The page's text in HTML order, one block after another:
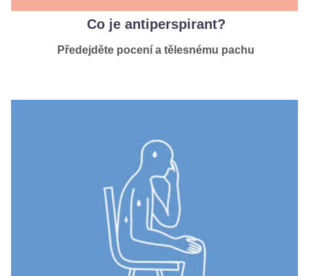
Co je antiperspirant?
Předejděte pocení a tělesnému pachu